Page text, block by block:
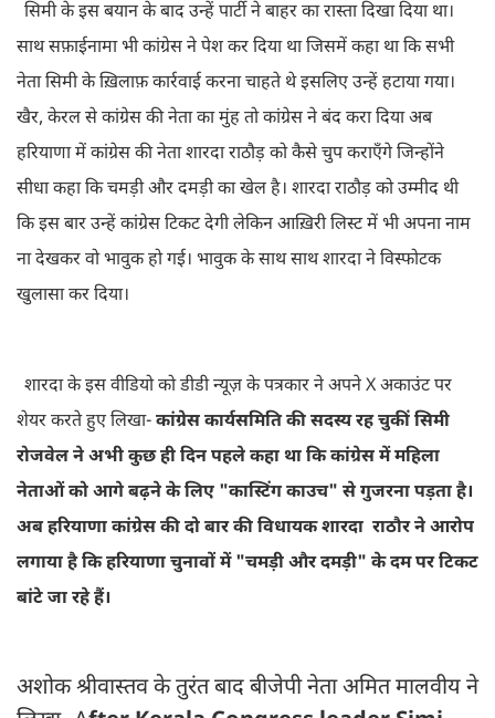
सिमी के इस बयान के बाद उन्हें पार्टी ने बाहर का रास्ता दिखा दिया था।
साथ सफ़ाईनामा भी कांग्रेस ने पेश कर दिया था जिसमें कहा था कि सभी
नेता सिमी के ख़िलाफ़ कार्रवाई करना चाहते थे इसलिए उन्हें हटाया गया।
खैर, केरल से कांग्रेस की नेता का मुंह तो कांग्रेस ने बंद करा दिया अब
हरियाणा में कांग्रेस की नेता शारदा राठौड़ को कैसे चुप कराएँगे जिन्होंने
सीधा कहा कि चमड़ी और दमड़ी का खेल है। शारदा राठौड़ को उम्मीद थी
कि इस बार उन्हें कांग्रेस टिकट देगी लेकिन आख़िरी लिस्ट में भी अपना नाम
ना देखकर वो भावुक हो गई। भावुक के साथ साथ शारदा ने विस्फोटक
खुलासा कर दिया।
शारदा के इस वीडियो को डीडी न्यूज़ के पत्रकार ने अपने X अकाउंट पर
शेयर करते हुए लिखा-कांग्रेस कार्यसमिति की सदस्य रह चुकीं सिमी
रोजवेल ने अभी कुछ ही दिन पहले कहा था कि कांग्रेस में महिला
नेताओं को आगे बढ़ने के लिए "कास्टिंग काउच" से गुजरना पड़ता है।
अब हरियाणा कांग्रेस की दो बार की विधायक शारदा राठौर ने आरोप
लगाया है कि हरियाणा चुनावों में "चमड़ी और दमड़ी" के दम पर टिकट
बांटे जा रहे हैं।
अशोक श्रीवास्तव के तुरंत बाद बीजेपी नेता अमित मालवीय ने